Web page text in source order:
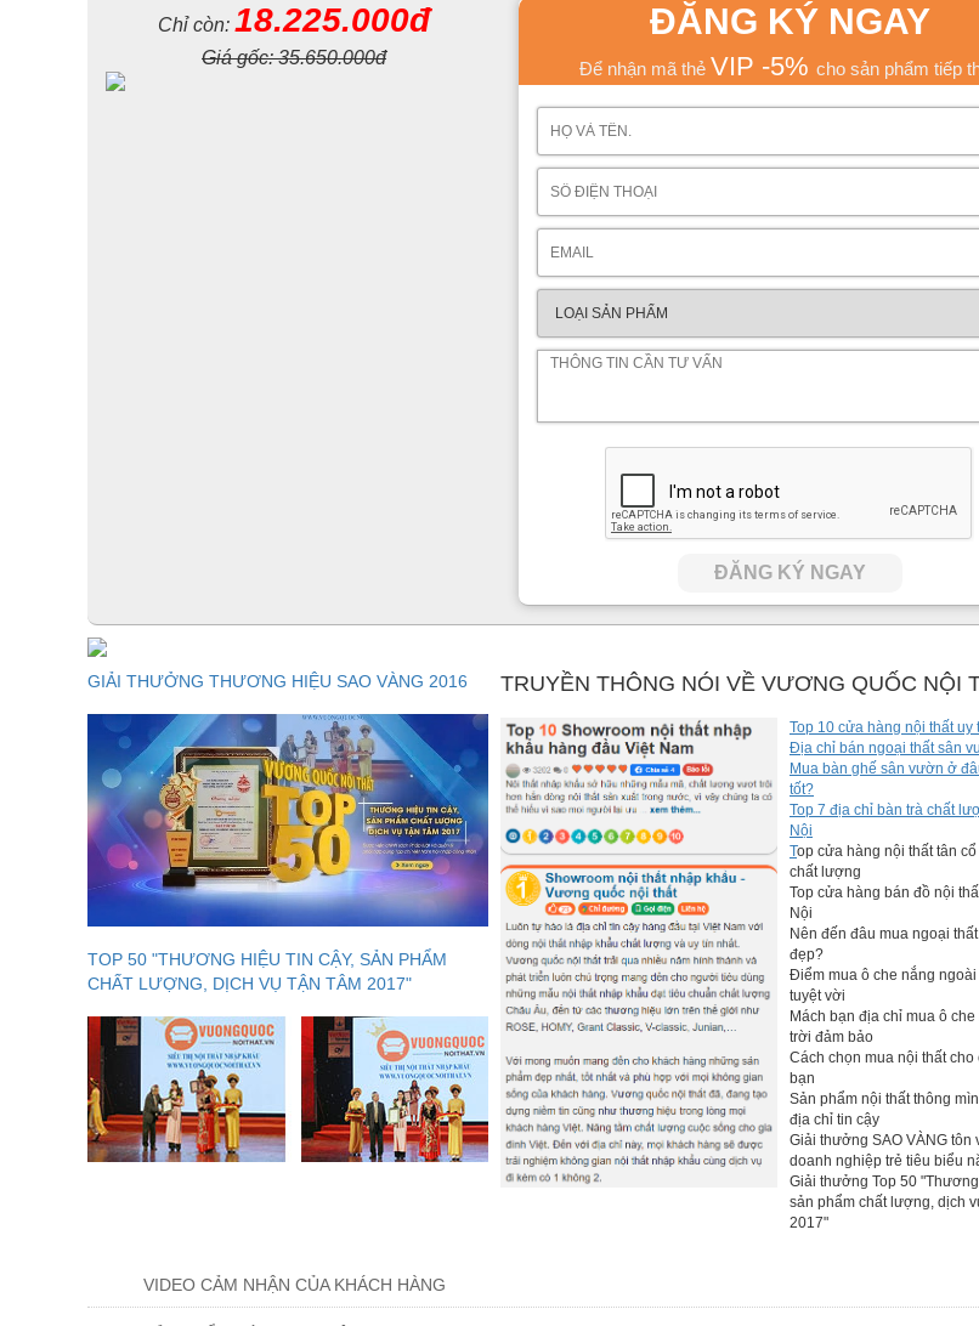
Chỉ còn: 18.225.000đ
Giá gốc:35.650.000đ
ĐĂNG KÝ NGAY
Để nhận mã thẻ VIP -5% cho sản phẩm tiếp
ĐĂNG KÝ NGAY
GIẢI THƯỞNG THƯƠNG HIỆU SAO VÀNG 2016
TOP 50 "THƯƠNG HIỆU TIN CẬY, SẢN PHẨM
CHẤT LƯỢNG, DỊCH VỤ TẬN TÂM 2017"
TRUYỀN THÔNG NÓI VỀ VƯƠNG QUỐC NỘI
Top 10 cửa hàng nội thất uy
Địa chỉ bán ngoại thất sân
Mua bàn ghế sân vườn ở
tốt?
Top 7 địa chỉ bàn trà chất
Nội
Top cửa hàng nội thất tân
chất lượng
Top cửa hàng bán đồ nội
Nội
Nên đến đâu mua ngoại
đẹp?
Điểm mua ô che nắng
tuyệt vời
Mách bạn địa chỉ mua ô
trời đảm bảo
Cách chọn mua nội thất cho
bạn
Sản phẩm nội thất thông
địa chỉ tin cậy
Giải thưởng SAO VÀNG tôn
doanh nghiệp trẻ tiêu biểu
Giải thưởng Top 50
sản phẩm chất lượng, dịch
2017"
VIDEO CẢM NHẬN CỦA KHÁCH HÀNG